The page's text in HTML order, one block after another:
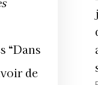
“Dans
de